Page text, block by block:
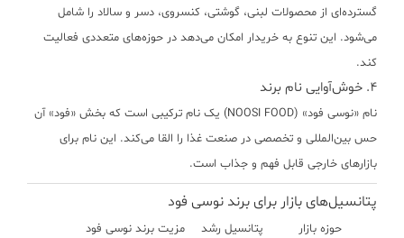
گسترده‌ای از محصولات لبنی، گوشتی، کنسروی، دسر و سالاد را شامل
می‌شود. این تنوع به خریدار امکان می‌دهد در حوزه‌های متعددی فعالیت
کند.
۴. خوش‌آوایی نام برند
نام «نوسی فود» (NOOSI FOOD) یک نام ترکیبی است که بخش «فود» آن
حس بین‌المللی و تخصصی در صنعت غذا را القا می‌کند. این نام برای
بازارهای خارجی قابل فهم و جذاب است.
پتانسیل‌های بازار برای برند نوسی فود
حوزه بازار پتانسیل رشد
مزیت برند نوسی فود